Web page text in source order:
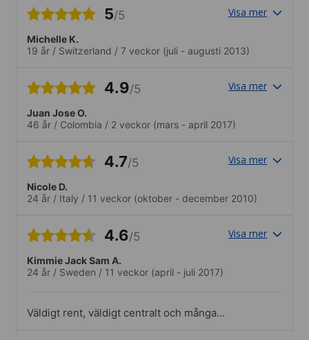
5/5 Visa mer
Michelle K.
19 år / Switzerland / 7 veckor (juli - augusti 2013)
4.9/5 Visa mer
Juan Jose O.
46 år / Colombia / 2 veckor (mars - april 2017)
4.7/5 Visa mer
Nicole D.
24 år / Italy / 11 veckor (oktober - december 2010)
4.6/5 Visa mer
Kimmie Jack Sam A.
24 år / Sweden / 11 veckor (april - juli 2017)
Väldigt rent, väldigt centralt och många